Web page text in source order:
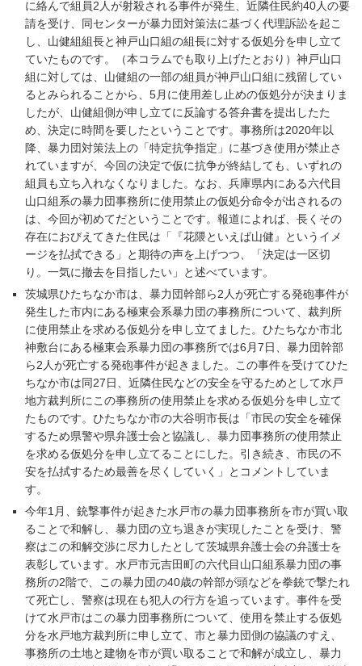
に絡んで組員2人が射殺される事件が発生、近隣住民約40人の要
請を受け、同センターが暴力団対策法に基づく代理訴訟を起こ
し、山健組組長と神戸山口組の組長に対する仮処分を申し立て
ていたものです。（本コラムでも取り上げたとおり）神戸山口
組に対しては、山健組の一部の組員が神戸山口組に残留してい
るとみられることから、5月に使用差し止めの仮処分が決まりま
したが、山健組側が申し立てに反論する答弁書を提出したた
め、決定に時間を要したということです。事務所は2020年以
降、暴力団対策法上の「特定抗争指定」に基づき使用が禁止さ
れていますが、今回の決定で仮に抗争が終結しても、いずれの
組員も立ち入れなくなりました。なお、兵庫県内にある六代目
山口組系の暴力団事務所に使用禁止の仮処分命令が出されるの
は、今回が初めてだということです。報道によれば、長くその
存在におびえてきた住民は「『花隈といえば山健』というイメ
ージを払拭できる」と期待の声を上げつつ、「決定は一区切
り。一気に撤去を目指したい」と述べています。
茨城県ひたちなか市は、暴力団幹部ら2人が死亡する発砲事件が
発生した市内にある極東会系暴力団の事務所について、裁判所
に使用禁止を求める仮処分を申し立てました。ひたちなか市北
神敷台にある極東会系暴力団の事務所では6月7日、暴力団幹部
ら2人が死亡する発砲事件が起きました。この事件を受けてひた
ちなか市は同27日、近隣住民などの安全を守るためとして水戸
地方裁判所にこの事務所の使用禁止を求める仮処分を申し立て
たものです。ひたちなか市の大谷明市長は「市民の安全を確保
するため県警や県弁護士会と協議し、暴力団事務所の使用禁止
を求める仮処分を申し立てることにした。引き続き、市民の不
安を払拭するため最善を尽くしていく」とコメントしていま
す。
今年1月、銃撃事件が起きた水戸市の暴力団事務所を市が買い取
ることで和解し、暴力団の立ち退きが実現したことを受け、警
察はこの和解交渉に尽力したとして茨城県弁護士会の弁護士を
表彰しています。水戸市元吉田町の六代目山口組系暴力団の事
務所の2階で、この暴力団の40歳の幹部が頭などを拳銃で撃たれ
て死亡し、警察は現在も犯人の行方を追っています。事件を受
けて水戸市はこの暴力団事務所について、使用を禁止する仮処
分を水戸地方裁判所に申し立て、市と暴力団側の協議のすえ、
事務所の土地と建物を市が買い取ることで和解が成立し、暴力